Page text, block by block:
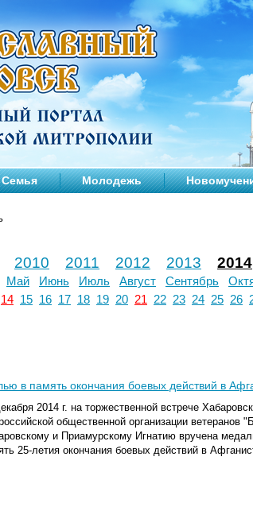
Семья Молодежь
2010 2011 2012 2013 2014
Май Июнь Июль Август Сентябрь
14 15 16 17 18 19 20 21 22 23 24 25 26
в память окончания боевых действий в
2014 г. на торжественной встрече
общественной организации ветеранов
и Приамурскому Игнатию вручена
25-летия окончания боевых действий в